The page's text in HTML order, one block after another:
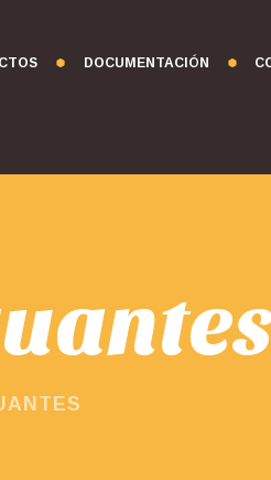
DOCUMENTACIÓN